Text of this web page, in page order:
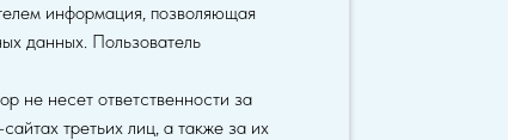
информация, позволяющая
данных. Пользователь
не несет ответственности за
третьих лиц, а также за их